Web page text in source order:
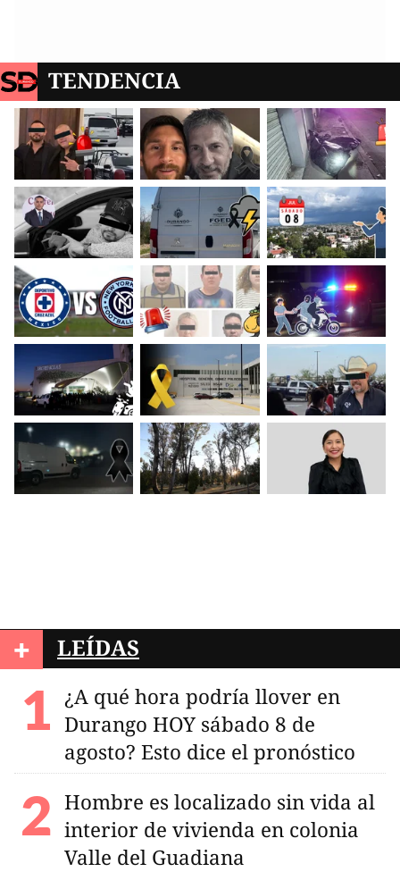
TENDENCIA
+ LEÍDAS
¿A qué hora podría llover en
Durango HOY sábado 8 de
agosto? Esto dice el pronóstico
Hombre es localizado sin vida al
interior de vivienda en colonia
Valle del Guadiana